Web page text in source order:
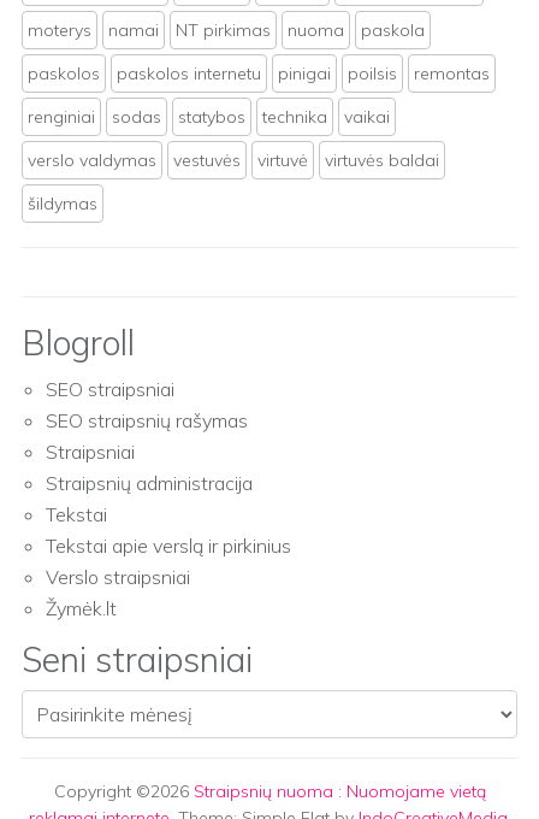
moterys
namai NT pirkimas nuoma
paskola
paskolos
paskolos internetu pinigai poilsis
remontas
renginiai
sodas statybos technika
vaikai
verslo valdymas
vestuvės virtuvė
virtuvės baldai
šildymas
Blogroll
SEO straipsniai
SEO straipsnių rašymas
Straipsniai
Straipsnių administracija
Tekstai
Tekstai apie verslą ir pirkinius
Verslo straipsniai
Žymėk.lt
Seni straipsniai
Seni straipsniai
Copyright ©2026 Straipsnių nuoma : Nuomojame vietą